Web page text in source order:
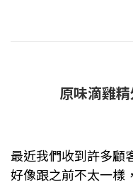
原味滴雞
最近我們收到許多顧
好像跟之前不太一樣